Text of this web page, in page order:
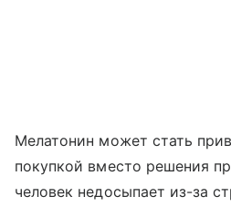
Мелатонин может стать
покупкой вместо решения
человек недосыпает из-за